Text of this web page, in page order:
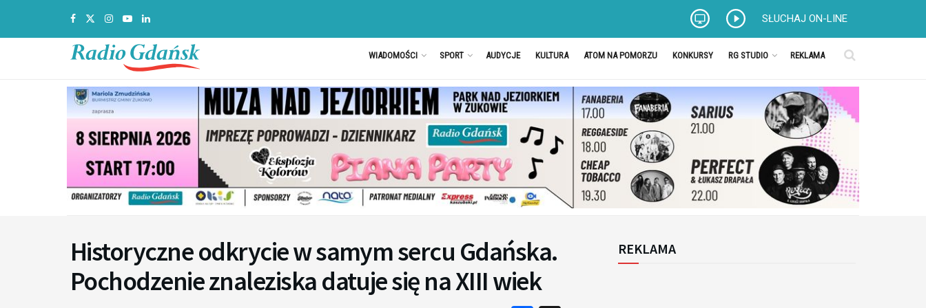
SŁUCHAJ ON-LINE
WIADOMOŚCI SPORT AUDYCJE KULTURA ATOM NA POMORZU KONKURSY RG STUDIO REKLAMA
Historyczne odkrycie w samym sercu Gdańska.
Pochodzenie znaleziska datuje się na XIII wiek
REKLAMA